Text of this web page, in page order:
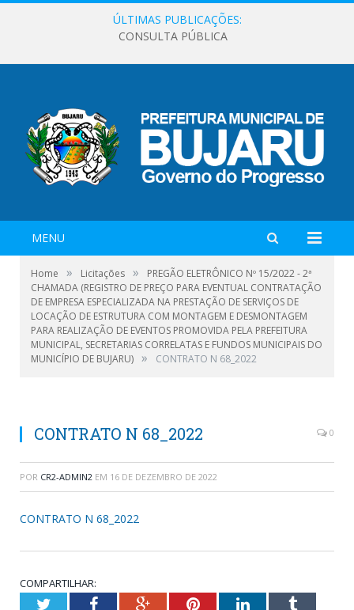
ÚLTIMAS PUBLICAÇÕES:
CONSULTA PÚBLICA
MENU
Home » Licitações »
PREGÃO ELETRÔNICO Nº 15/2022 - 2ª
CHAMADA (REGISTRO DE PREÇO PARA EVENTUAL CONTRATAÇÃO
DE EMPRESA ESPECIALIZADA NA PRESTAÇÃO DE SERVIÇOS DE
LOCAÇÃO DE ESTRUTURA COM MONTAGEM E DESMONTAGEM
PARA REALIZAÇÃO DE EVENTOS PROMOVIDA PELA PREFEITURA
MUNICIPAL, SECRETARIAS CORRELATAS E FUNDOS MUNICIPAIS DO
MUNICÍPIO DE BUJARU) » CONTRATO N 68_2022
CONTRATO N 68_2022 0
POR CR2-ADMIN2 EM 16 DE DEZEMBRO DE 2022
CONTRATO N 68_2022
COMPARTILHAR:
TwitterFacebookGoogle+PinterestLinkedInTumblr